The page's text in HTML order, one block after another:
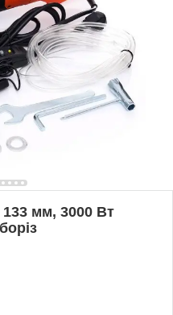
мм, 3000 Вт